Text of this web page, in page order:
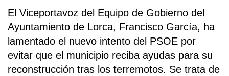
El Viceportavoz del Equipo de Gobierno del
Ayuntamiento de Lorca, Francisco García, ha
lamentado el nuevo intento del PSOE por
evitar que el municipio reciba ayudas para su
reconstrucción tras los terremotos. Se trata de